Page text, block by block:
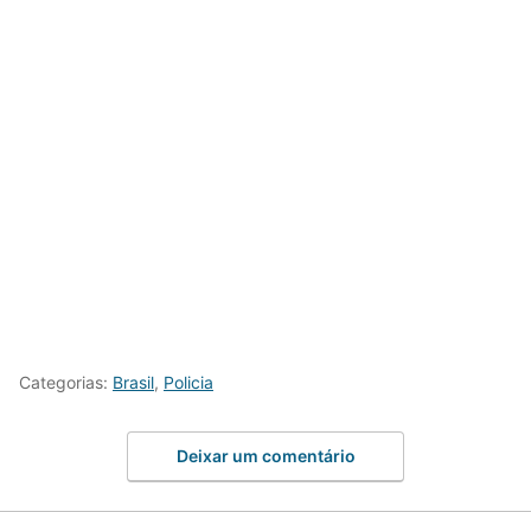
Categorias: Brasil, Policia
Deixar um comentário